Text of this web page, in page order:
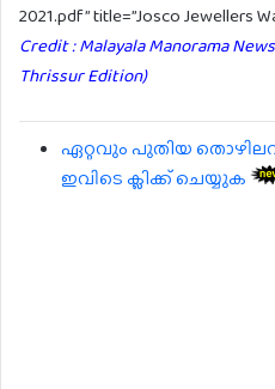
2021.pdf” title=”Josco Jewellers
Credit : Malayala Manorama
Thrissur Edition)
ഏറ്റവും പുതിയ
ഇവിടെ ക്ലിക്ക് ചെയ്യുക